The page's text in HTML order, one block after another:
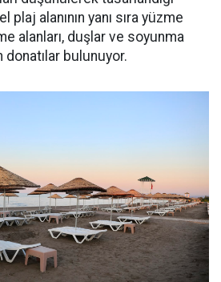
alanının yanı sıra yüzme
alanları, duşlar ve soyunma
bulunuyor.